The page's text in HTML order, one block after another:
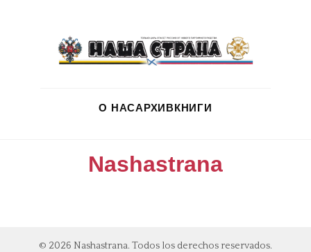
О НАСАРХИВКНИГИ
Nashastrana
© 2026 Nashastrana. Todos los derechos reservados.